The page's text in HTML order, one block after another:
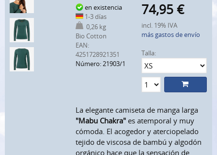
en existencia
1-3 días
0,26 kg
Bio Cotton
EAN:
4251728921351
Número: 21903/1
74,95 €
incl. 19% IVA
más gastos de envío
Talla:
La elegante camiseta de manga larga
"Mabu Chakra" es atemporal y muy
cómoda. El acogedor y aterciopelado
tejido de viscosa de bambú y algodón
orgánico hace que la sensación de